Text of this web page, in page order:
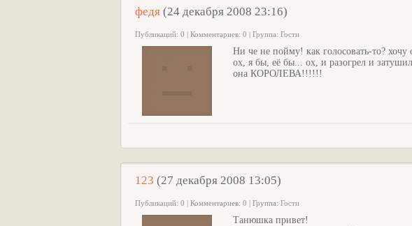
федя (24 декабря 2008 23:16)
Публикаций: 0 | Комментариев: 0 | Группа: Гости
Ни че не пойму! как голосовать-то? хочу
ох, я бы, её бы... ох, и разогрел и
она КОРОЛЕВА!!!!!!
123 (27 декабря 2008 13:05)
Публикаций: 0 | Комментариев: 0 | Группа: Гости
Танюшка привет!